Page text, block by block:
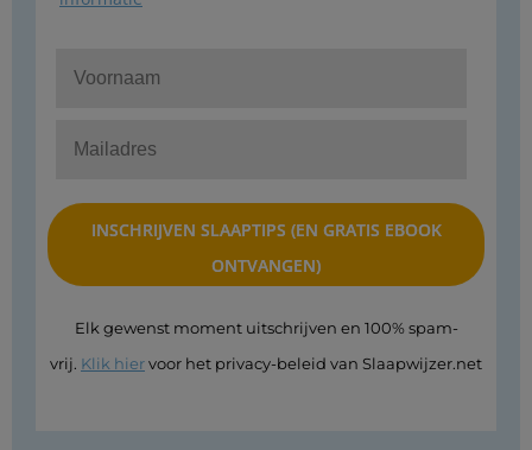
Elk gewenst moment uitschrijven en 100% spam-
vrij. Klik hiervoor het privacy-beleid van Slaapwijzer.net